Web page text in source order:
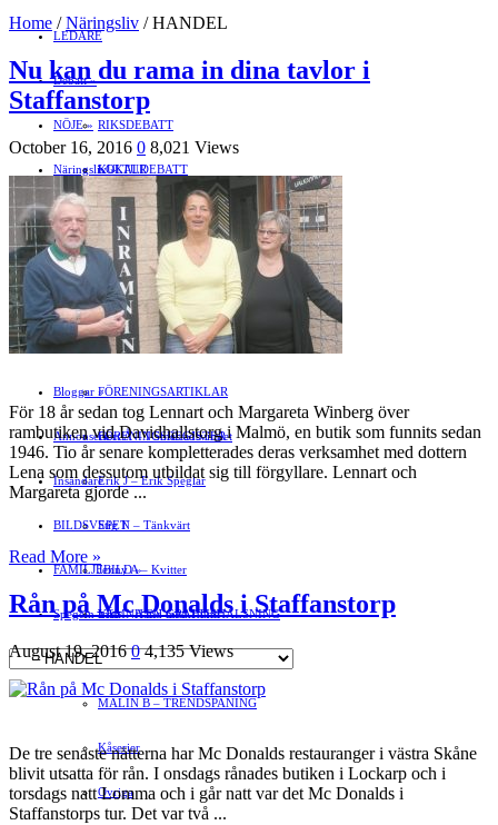
LEDARE
Debatt »
RIKSDEBATT
LOKALDEBATT
STAFFANSTORPS FULLMÄKTIGE
VAL 2014
NÖJE »
KULTUR
RESOR
EVENEMANG
Evenemangskalender
Näringsliv »
JOBB
HANDEL
FÖRETAGSREGISTER
Föreningsliv »
FÖRENINGAR
SPORT
DJUR
FÖRENINGSARTIKLAR
FÖRENINGSREGISTER
HÄLSA
Motor
PORTRÄTT
Bloggar »
Gert Å – I Småstadsvimlet
Erik J – Erik Speglar
Stig N – Tänkvärt
Jenny A – Kvitter
Yrsa – Hand med Hund
Hvilan – Trädgårdstips
MALIN B – TRENDSPANING
Kåserier
Ovriga
Annonsera
Insändare
BILDSVEPET
FAMILJEBILD »
LÄMNA EN GRATTISHÄLSNING
Spegeln Info
Home /Näringsliv /HANDEL
Nu kan du rama in dina tavlor i
Staffanstorp
October 16, 2016 0 8,021 Views
För 18 år sedan tog Lennart och Margareta Winberg över
rambutiken vid Davidhallstorg i Malmö, en butik som funnits sedan
1946. Tio år senare kompletterades deras verksamhet med dottern
Lena som dessutom utbildat sig till förgyllare. Lennart och
Margareta gjorde ...
Read More »
Rån på Mc Donalds i Staffanstorp
August 19, 2016 0 4,135 Views
De tre senaste nätterna har Mc Donalds restauranger i västra Skåne
blivit utsatta för rån. I onsdags rånades butiken i Lockarp och i
torsdags natt Lomma och i går natt var det Mc Donalds i
Staffanstorps tur. Det var två ...